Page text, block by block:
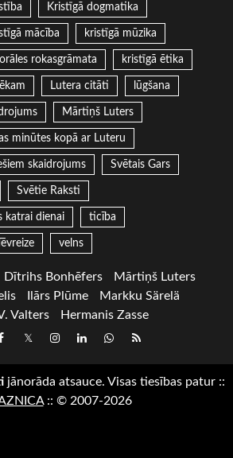
Kristīgā dogmatika
mācība kristīgā mūzika
rokasgrāmata kristīgā ētika
Lutera citāti lūgšana
Mārtiņš Luters
minūtes kopā ar Luteru
skaidrojums Svētais Gars
Svētie Raksti
katrai dienai ticība
Tēvreize velns
Dītrihs Bonhēfers
Mārtiņš Luters
Ilārs Plūme
Markku Särelä
Valters
Hermanis Zasse
TwitterInstagram
LinkedInwhatsapp
RSS
jānorāda atsauce. Visas tiesības patur ::
:: © 2007-2026